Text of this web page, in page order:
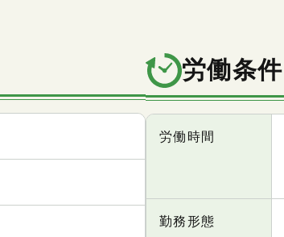
労働条件
項目
労働時間
勤務形態